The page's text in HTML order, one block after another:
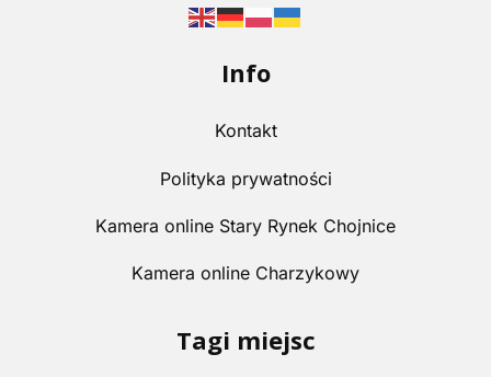
Info
Kontakt
Polityka prywatności
Kamera online Stary Rynek Chojnice
Kamera online Charzykowy
Tagi miejsc